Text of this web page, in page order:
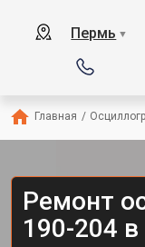
Пермь ▼
Главная /
Ремонт
190-204